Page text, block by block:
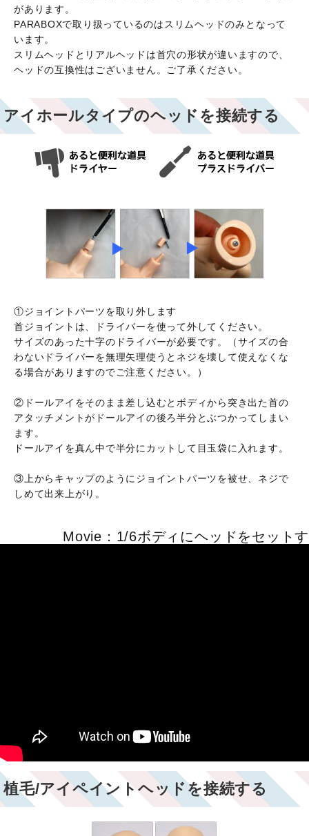
があります。
PARABOXで取り扱っているのはスリムヘッドのみとなって
います。
スリムヘッドとリアルヘッドは首穴の形状が違いますので、
ヘッドの互換性はございません。ご了承ください。
アイホールタイプのヘッドを接続する
①ジョイントパーツを取り外します
首ジョイントは、ドライバーを使って外してください。
サイズのあった十字のドライバーが必要です。（サイズの合
わないドライバーを無理矢理使うとネジを壊して使えなくな
る場合がありますのでご注意ください。）
②ドールアイをそのまま差し込むとボディから突き出た首の
アタッチメントがドールアイの後ろ半分とぶつかってしまい
ます。
ドールアイを真ん中で半分にカットして目玉袋に入れます。
③上からキャップのようにジョイントパーツを被せ、ネジで
しめて出来上がり。
Movie：1/6ボディにヘッドをセット
植毛/アイペイントヘッドを接続する